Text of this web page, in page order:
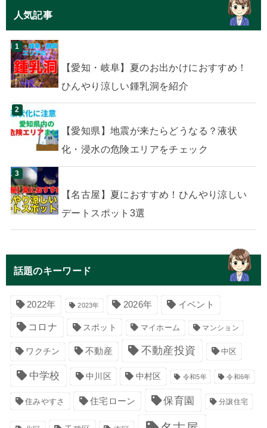
人気記事
【愛知・岐阜】夏のお出かけにおすすめ！
ひんやり涼しい鍾乳洞を紹介
【愛知県】地震が来たらどうなる？液状
化・浸水の危険エリアをチェック
【名古屋】夏におすすめ！ひんやり涼しい
デートスポット3選
話題のキーワード
2022年 2023年 2026年 イベント
コロナ スポット マイホーム マンション
ワクチン 不動産 不動産投資 中区
中学校 中川区 中村区 令和5年 令和6年
住みやすさ 住宅ローン 保育園 分譲住宅